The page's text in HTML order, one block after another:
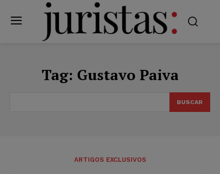
Tag: Gustavo Paiva
BUSCAR
ARTIGOS EXCLUSIVOS